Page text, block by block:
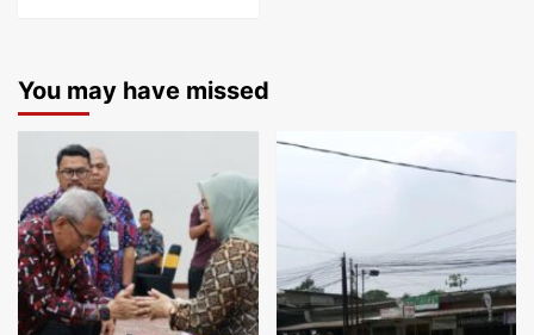
You may have missed